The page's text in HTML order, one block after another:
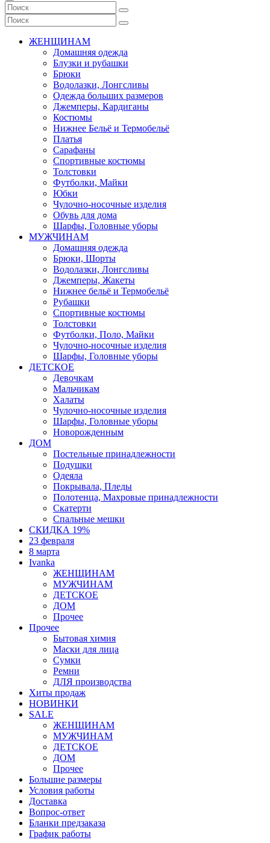
ЖЕНЩИНАМ
Домашняя одежда
Блузки и рубашки
Брюки
Водолазки, Лонгсливы
Одежда больших размеров
Джемперы, Кардиганы
Костюмы
Нижнее Бельё и Термобельё
Платья
Сарафаны
Спортивные костюмы
Толстовки
Футболки, Майки
Юбки
Чулочно-носочные изделия
Обувь для дома
Шарфы, Головные уборы
МУЖЧИНАМ
Домашняя одежда
Брюки, Шорты
Водолазки, Лонгсливы
Джемперы, Жакеты
Нижнее бельё и Термобельё
Рубашки
Спортивные костюмы
Толстовки
Футболки, Поло, Майки
Чулочно-носочные изделия
Шарфы, Головные уборы
ДЕТСКОЕ
Девочкам
Мальчикам
Халаты
Чулочно-носочные изделия
Шарфы, Головные уборы
Новорожденным
ДОМ
Постельные принадлежности
Подушки
Одеяла
Покрывала, Пледы
Полотенца, Махровые принадлежности
Скатерти
Спальные мешки
СКИДКА 19%
23 февраля
8 марта
Ivanka
ЖЕНЩИНАМ
МУЖЧИНАМ
ДЕТСКОЕ
ДОМ
Прочее
Прочее
Бытовая химия
Маски для лица
Сумки
Ремни
ДЛЯ производства
Хиты продаж
НОВИНКИ
SALE
ЖЕНЩИНАМ
МУЖЧИНАМ
ДЕТСКОЕ
ДОМ
Прочее
Большие размеры
Условия работы
Доставка
Вопрос-ответ
Бланки предзаказа
График работы